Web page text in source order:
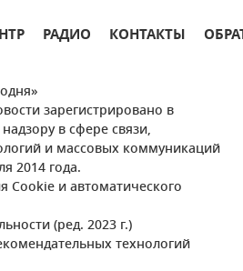
РАДИО КОНТАКТЫ
зарегистрировано в
в сфере связи,
и массовых коммуникаций
2014 года.
Cookie и автоматического
(ред. 2023 г.)
технологий